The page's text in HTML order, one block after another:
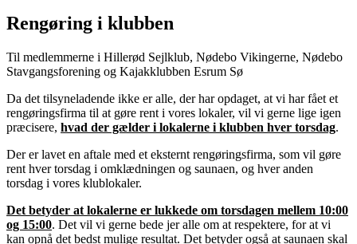
Rengøring i klubben
Til medlemmerne i Hillerød Sejlklub, Nødebo Vikingerne, Nødebo
Stavgangsforening og Kajakklubben Esrum Sø
Da det tilsyneladende ikke er alle, der har opdaget, at vi har fået et
rengøringsfirma til at gøre rent i vores lokaler, vil vi gerne lige igen
præcisere, hvad der gælder i lokalerne i klubben hver torsdag.
Der er lavet en aftale med et eksternt rengøringsfirma, som vil gøre
rent hver torsdag i omklædningen og saunaen, og hver anden
torsdag i vores klublokaler.
Det betyder at lokalerne er lukkede om torsdagen mellem 10:00
og 15:00. Det vil vi gerne bede jer alle om at respektere, for at vi
kan opnå det bedst mulige resultat. Det betyder også at saunaen skal